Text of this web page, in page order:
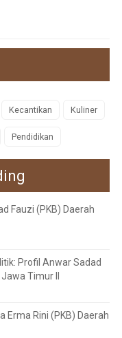
Kecantikan Kuliner
Pendidikan
Fauzi (PKB) Daerah
Profil Anwar Sadad
Timur II
Erma Rini (PKB) Daerah